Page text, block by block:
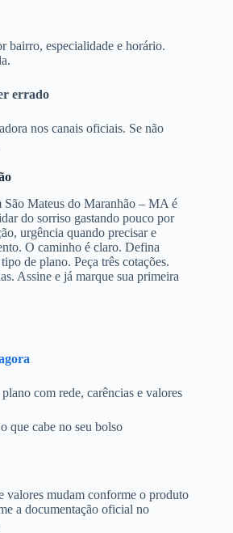
bairro, especialidade e horário.
errado
nos canais oficiais. Se não
Mateus do Maranhão – MA é
do sorriso gastando pouco por
urgência quando precisar e
O caminho é claro. Defina
de plano. Peça três cotações.
Assine e já marque sua primeira
com rede, carências e valores
que cabe no seu bolso
valores mudam conforme o produto
a documentação oficial no